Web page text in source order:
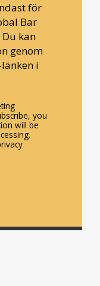
för
Bar
kan
genom
i
you
will be